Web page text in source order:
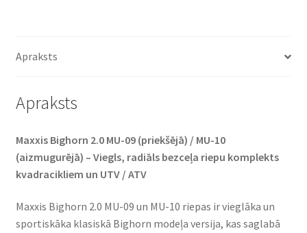
daudzums
Apraksts
Apraksts
Maxxis Bighorn 2.0 MU-09 (priekšējā) / MU-10
(aizmugurējā) – Viegls, radiāls bezceļa riepu komplekts
kvadracikliem un UTV / ATV
Maxxis Bighorn 2.0 MU-09 un MU-10 riepas ir vieglāka un
sportiskāka klasiskā Bighorn modeļa versija, kas saglabā